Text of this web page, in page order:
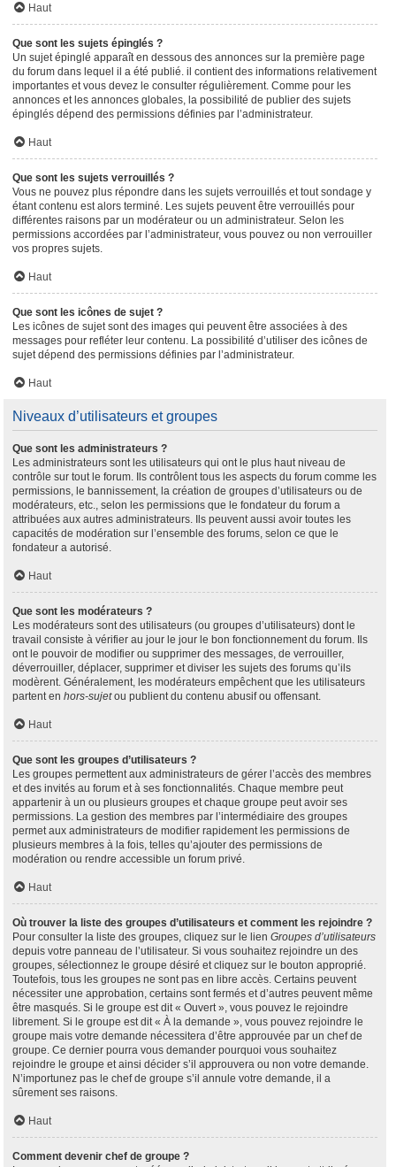
Haut
Que sont les sujets épinglés ?
Un sujet épinglé apparaît en dessous des annonces sur la première page
du forum dans lequel il a été publié. il contient des informations relativement
importantes et vous devez le consulter régulièrement. Comme pour les
annonces et les annonces globales, la possibilité de publier des sujets
épinglés dépend des permissions définies par l’administrateur.
Haut
Que sont les sujets verrouillés ?
Vous ne pouvez plus répondre dans les sujets verrouillés et tout sondage y
étant contenu est alors terminé. Les sujets peuvent être verrouillés pour
différentes raisons par un modérateur ou un administrateur. Selon les
permissions accordées par l’administrateur, vous pouvez ou non verrouiller
vos propres sujets.
Haut
Que sont les icônes de sujet ?
Les icônes de sujet sont des images qui peuvent être associées à des
messages pour refléter leur contenu. La possibilité d’utiliser des icônes de
sujet dépend des permissions définies par l’administrateur.
Haut
Niveaux d’utilisateurs et groupes
Que sont les administrateurs ?
Les administrateurs sont les utilisateurs qui ont le plus haut niveau de
contrôle sur tout le forum. Ils contrôlent tous les aspects du forum comme les
permissions, le bannissement, la création de groupes d’utilisateurs ou de
modérateurs, etc., selon les permissions que le fondateur du forum a
attribuées aux autres administrateurs. Ils peuvent aussi avoir toutes les
capacités de modération sur l’ensemble des forums, selon ce que le
fondateur a autorisé.
Haut
Que sont les modérateurs ?
Les modérateurs sont des utilisateurs (ou groupes d’utilisateurs) dont le
travail consiste à vérifier au jour le jour le bon fonctionnement du forum. Ils
ont le pouvoir de modifier ou supprimer des messages, de verrouiller,
déverrouiller, déplacer, supprimer et diviser les sujets des forums qu’ils
modèrent. Généralement, les modérateurs empêchent que les utilisateurs
partent en hors-sujetou publient du contenu abusif ou offensant.
Haut
Que sont les groupes d’utilisateurs ?
Les groupes permettent aux administrateurs de gérer l’accès des membres
et des invités au forum et à ses fonctionnalités. Chaque membre peut
appartenir à un ou plusieurs groupes et chaque groupe peut avoir ses
permissions. La gestion des membres par l’intermédiaire des groupes
permet aux administrateurs de modifier rapidement les permissions de
plusieurs membres à la fois, telles qu’ajouter des permissions de
modération ou rendre accessible un forum privé.
Haut
Où trouver la liste des groupes d’utilisateurs et comment les rejoindre ?
Pour consulter la liste des groupes, cliquez sur le lien Groupes d’utilisateurs
depuis votre panneau de l’utilisateur. Si vous souhaitez rejoindre un des
groupes, sélectionnez le groupe désiré et cliquez sur le bouton approprié.
Toutefois, tous les groupes ne sont pas en libre accès. Certains peuvent
nécessiter une approbation, certains sont fermés et d’autres peuvent même
être masqués. Si le groupe est dit « Ouvert », vous pouvez le rejoindre
librement. Si le groupe est dit « À la demande », vous pouvez rejoindre le
groupe mais votre demande nécessitera d’être approuvée par un chef de
groupe. Ce dernier pourra vous demander pourquoi vous souhaitez
rejoindre le groupe et ainsi décider s’il approuvera ou non votre demande.
N’importunez pas le chef de groupe s’il annule votre demande, il a
sûrement ses raisons.
Haut
Comment devenir chef de groupe ?